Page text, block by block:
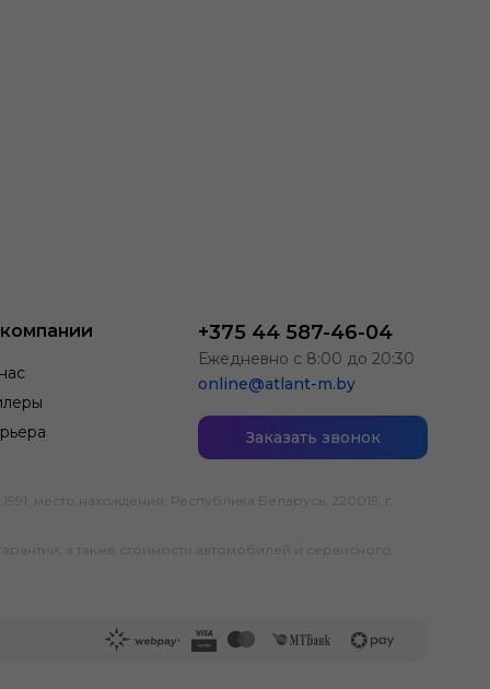
+375 44 587-46-04
Ежедневно с 8:00 до 20:30
online@atlant-m.by
Заказать звонок
место нахождения: Республика Беларусь, 220019, г.
а также стоимости автомобилей и сервисного